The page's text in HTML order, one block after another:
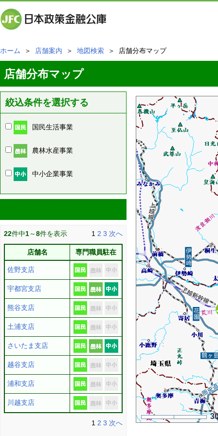
ホーム ＞ 店舗案内 ＞ 地図検索 ＞ 店舗分布マップ
店舗分布マップ
絞込条件を選択する
国民生活事業
農林水産事業
中小企業事業
22件中1～8件を表示 1 2 3 次へ
店舗名 専門職員駐在
佐野支店
宇都宮支店
熊谷支店
土浦支店
さいたま支店
越谷支店
浦和支店
川越支店
1 2 3 次へ